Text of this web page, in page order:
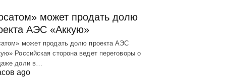
может продать долю
АЭС «Аккую»
может продать долю проекта АЭС
Российская сторона ведет переговоры о
доли в…
ago